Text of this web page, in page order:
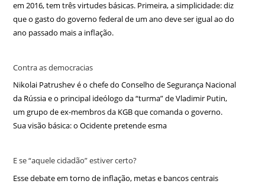
em 2016, tem três virtudes básicas. Primeira, a simplicidade: diz
que o gasto do governo federal de um ano deve ser igual ao do
ano passado mais a inflação.
Contra as democracias
Nikolai Patrushev é o chefe do Conselho de Segurança Nacional
da Rússia e o principal ideólogo da “turma” de Vladimir Putin,
um grupo de ex-membros da KGB que comanda o governo.
Sua visão básica: o Ocidente pretende esma
E se “aquele cidadão” estiver certo?
Esse debate em torno de inflação, metas e bancos centrais